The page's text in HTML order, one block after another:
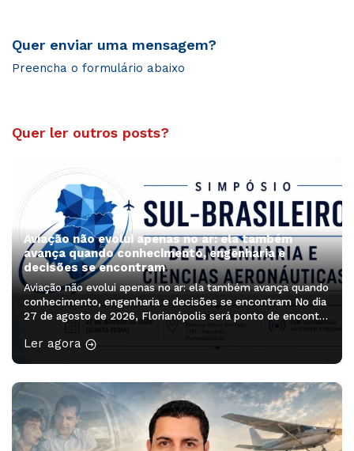
Quer enviar uma mensagem?
Preencha o formulário abaixo
Quer ler outros posts?
Aviação não evolui apenas no ar: ela também
avança quando conhecimento, engenharia e
decisões se encontram
Aviação não evolui apenas no ar: ela também avança quando
conhecimento, engenharia e decisões se encontram No dia
27 de agosto de 2026, Florianópolis será ponto de encontro
de profissionais, pesquisadores, estudantes e lideranças
que ajudam a pensar os próximos caminhos da aviação. O
Ler agora